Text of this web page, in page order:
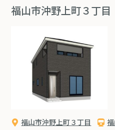
福山市沖野上町３丁
福山市沖野上町３丁目